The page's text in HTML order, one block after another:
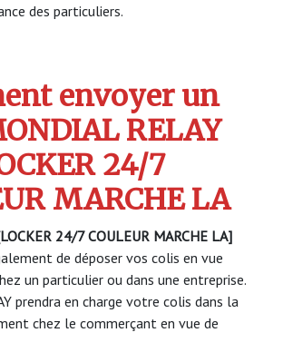
des particuliers.
envoyer un
RELAY
24/7
MARCHE LA
24/7 COULEUR MARCHE LA]
de déposer vos colis en vue
un particulier ou dans une entreprise.
prendra en charge votre colis dans la
chez le commerçant en vue de